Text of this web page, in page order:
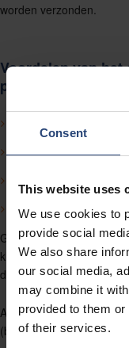
Consent
This website uses
We use cookies to
provide social
We also share
our social media,
may combine it
provided to them
of their services.
worden verzonden.
Voordelen van
pallets:
Kragen en deksels zijn
Lange levensduur
Gebruikers zijn te
klanten zijn te vinden in
distributie-, alternatieve
Aanbevolen
(buitenafmetingen in mm):